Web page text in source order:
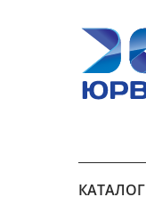
КАТАЛОГ